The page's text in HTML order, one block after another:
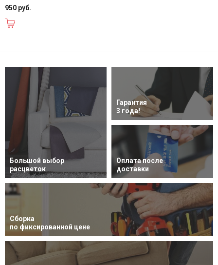
950 руб.
Большой выбор
расцветок
Гарантия
3 года!
Оплата после
доставки
Сборка
по фиксированной цене